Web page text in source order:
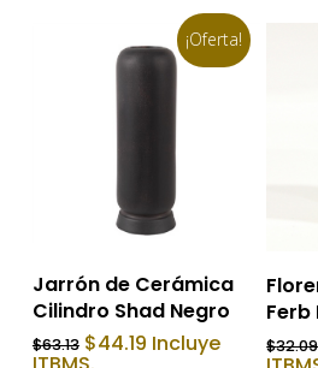
¡Oferta!
Añadir Al Carrito
Jarrón de Cerámica
Cilindro Shad Negro
$63.13 El
precio
$44.19El
precio
Incluye
Ferb
$32.09